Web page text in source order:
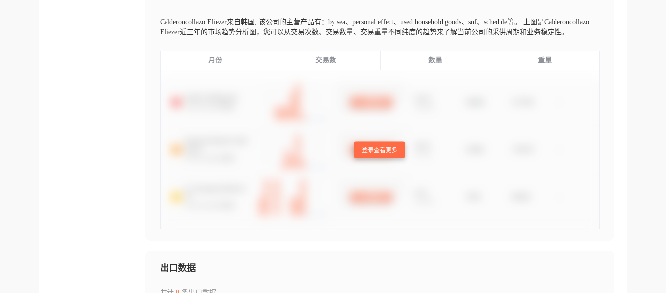
Calderoncollazo Eliezer来自韩国, 该公司的主营产品有：by sea、personal effect、used household goods、snf、schedule等。
上图是Calderoncollazo
Eliezer近三年的市场趋势分析图，您可以从交易次数、交易数量、交易重量不同纬度的趋势来了解当前公司的采供周期和业务稳定性。
月份 交易数 数量 重量
登录查看更多
出口数据